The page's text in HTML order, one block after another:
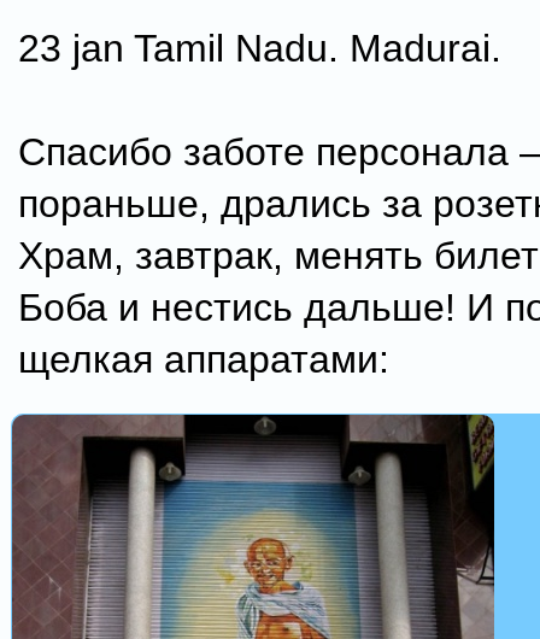
23 jan Tamil Nadu. Madurai.
Спасибо заботе персонала
пораньше, дрались за
Храм, завтрак, менять
Боба и нестись дальше! И
щелкая аппаратами: